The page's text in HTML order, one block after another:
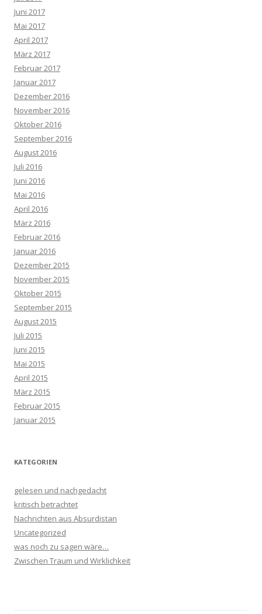
Juni 2017
Mai 2017
April 2017
März 2017
Februar 2017
Januar 2017
Dezember 2016
November 2016
Oktober 2016
September 2016
August 2016
Juli 2016
Juni 2016
Mai 2016
April 2016
März 2016
Februar 2016
Januar 2016
Dezember 2015
November 2015
Oktober 2015
September 2015
August 2015
Juli 2015
Juni 2015
Mai 2015
April 2015
März 2015
Februar 2015
Januar 2015
KATEGORIEN
gelesen und nachgedacht
kritisch betrachtet
Nachrichten aus Absurdistan
Uncategorized
was noch zu sagen wäre…
Zwischen Traum und Wirklichkeit